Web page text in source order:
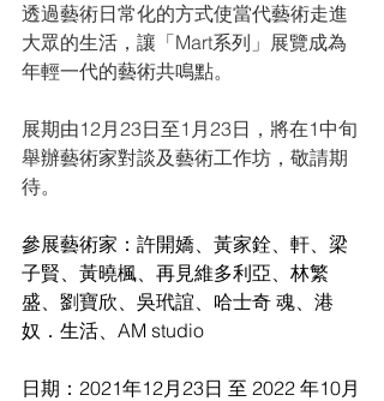
透過藝術日常化的方式使當代藝術走進
大眾的生活，讓「Mart系列」展覽成為
年輕一代的藝術共鳴點。
展期由12月23日至1月23日，將在1中旬
舉辦藝術家對談及藝術工作坊，敬請期
待。
參展藝術家：許開嬌、黃家銓、軒、梁
子賢、黃曉楓、再見維多利亞、林繁
盛、劉寶欣、吳玳誼、哈士奇 魂、港
奴．生活、AM studio
日期：2021年12月23日 至 2022 年10月